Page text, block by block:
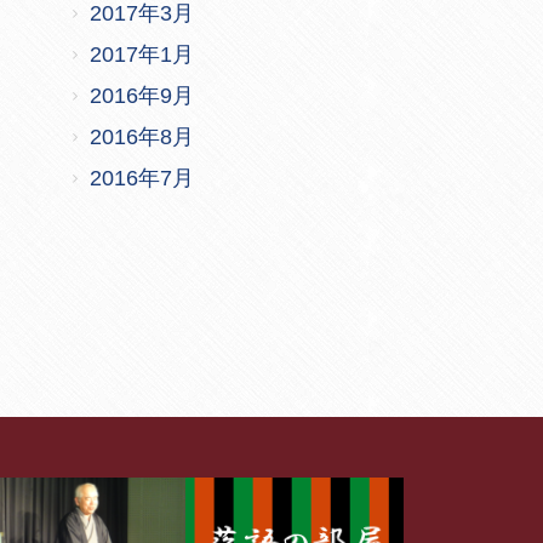
2017年3月
2017年1月
2016年9月
2016年8月
2016年7月